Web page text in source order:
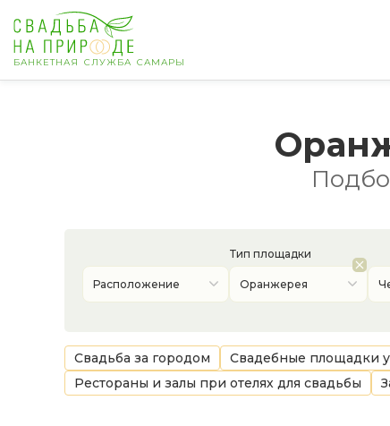
БАНКЕТНАЯ СЛУЖБА САМАРЫ
Выпускной
Корпоратив
Новогодний корпоратив
Расположение Оранжерея
Тип площадки
Свадьба за городом Свадебные площадки
Рестораны и залы при отелях для свадьбы